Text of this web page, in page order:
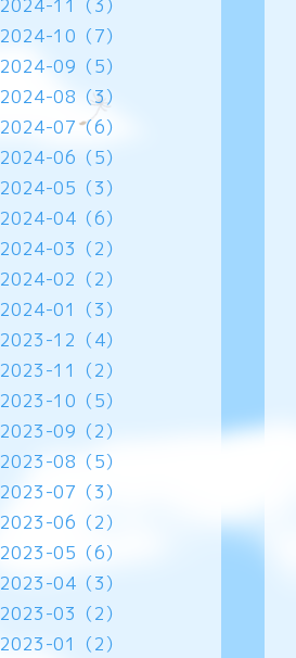
2024-11（3）
2024-10（7）
2024-09（5）
2024-08（3）
2024-07（6）
2024-06（5）
2024-05（3）
2024-04（6）
2024-03（2）
2024-02（2）
2024-01（3）
2023-12（4）
2023-11（2）
2023-10（5）
2023-09（2）
2023-08（5）
2023-07（3）
2023-06（2）
2023-05（6）
2023-04（3）
2023-03（2）
2023-01（2）